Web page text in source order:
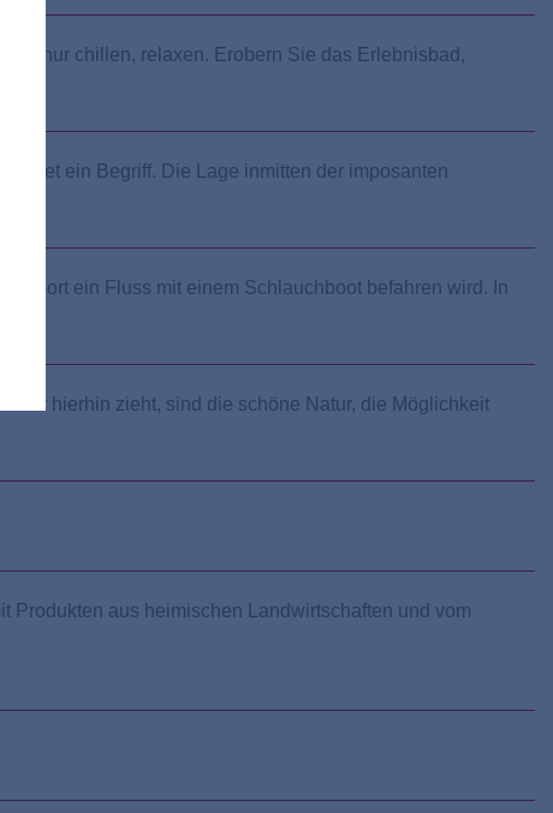
nur chillen, relaxen. Erobern Sie das Erlebnisbad,
ein Begriff. Die Lage inmitten der imposanten
ein Fluss mit einem Schlauchboot befahren wird. In
hierhin zieht, sind die schöne Natur, die Möglichkeit
Produkten aus heimischen Landwirtschaften und vom